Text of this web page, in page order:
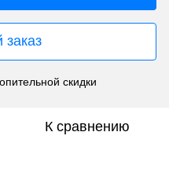
скидки
К сравнению